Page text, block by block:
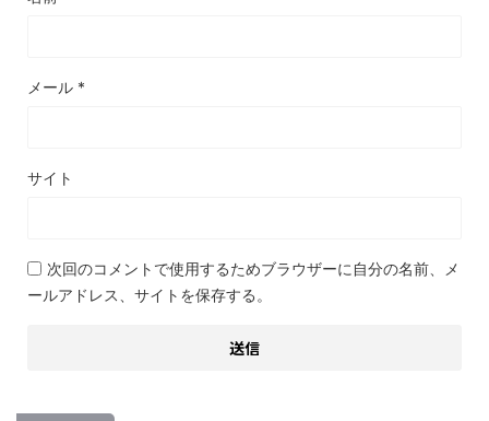
メール *
サイト
次回のコメントで使用するためブラウザーに自分の名前、メ
ールアドレス、サイトを保存する。